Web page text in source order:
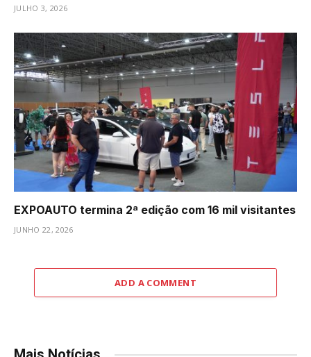
JULHO 3, 2026
EXPOAUTO termina 2ª edição com 16 mil visitantes
JUNHO 22, 2026
ADD A COMMENT